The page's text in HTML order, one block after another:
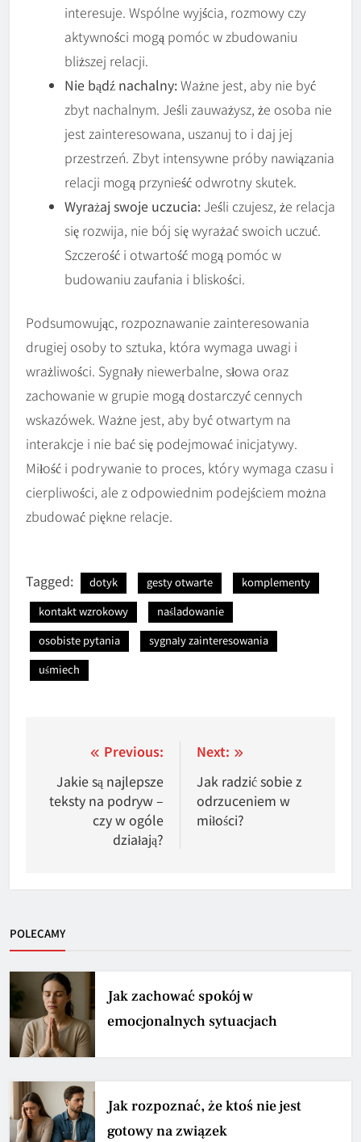
interesuje. Wspólne wyjścia, rozmowy czy
aktywności mogą pomóc w zbudowaniu
bliższej relacji.
Nie bądź nachalny:Ważne jest, aby nie być
zbyt nachalnym. Jeśli zauważysz, że osoba nie
jest zainteresowana, uszanuj to i daj jej
przestrzeń. Zbyt intensywne próby nawiązania
relacji mogą przynieść odwrotny skutek.
Wyrażaj swoje uczucia: Jeśli czujesz, że relacja
się rozwija, nie bój się wyrażać swoich uczuć.
Szczerość i otwartość mogą pomóc w
budowaniu zaufania i bliskości.
Podsumowując, rozpoznawanie zainteresowania
drugiej osoby to sztuka, która wymaga uwagi i
wrażliwości. Sygnały niewerbalne, słowa oraz
zachowanie w grupie mogą dostarczyć cennych
wskazówek. Ważne jest, aby być otwartym na
interakcje i nie bać się podejmować inicjatywy.
Miłość i podrywanie to proces, który wymaga czasu i
cierpliwości, ale z odpowiednim podejściem można
zbudować piękne relacje.
Tagged: dotyk gesty otwarte
komplementy
kontakt wzrokowy
naśladowanie
osobiste pytania
sygnały zainteresowania
uśmiech
Nawigacja
wpisu
Previous:
Jakie są najlepsze
teksty na podryw –
czy w ogóle
działają?
Next:
Jak radzić sobie z
odrzuceniem w
miłości?
POLECAMY
Jak zachować spokój w
emocjonalnych sytuacjach
Jak rozpoznać, że ktoś nie jest
gotowy na związek